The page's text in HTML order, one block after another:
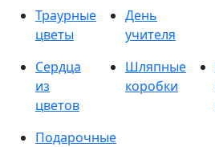
Траурные
цветы
День
учителя
Сердца
из
цветов
Шляпные
коробки
Подарочные